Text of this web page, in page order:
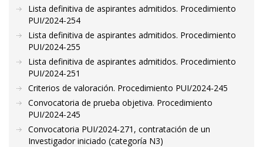
Lista definitiva de aspirantes admitidos. Procedimiento
PUI/2024-254
Lista definitiva de aspirantes admitidos. Procedimiento
PUI/2024-255
Lista definitiva de aspirantes admitidos. Procedimiento
PUI/2024-251
Criterios de valoración. Procedimiento PUI/2024-245
Convocatoria de prueba objetiva. Procedimiento
PUI/2024-245
Convocatoria PUI/2024-271, contratación de un
Investigador iniciado (categoría N3)